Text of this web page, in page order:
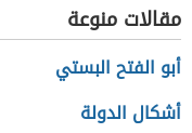
مقالات منوعة
أبو الفتح البستي
أشكال الدولة